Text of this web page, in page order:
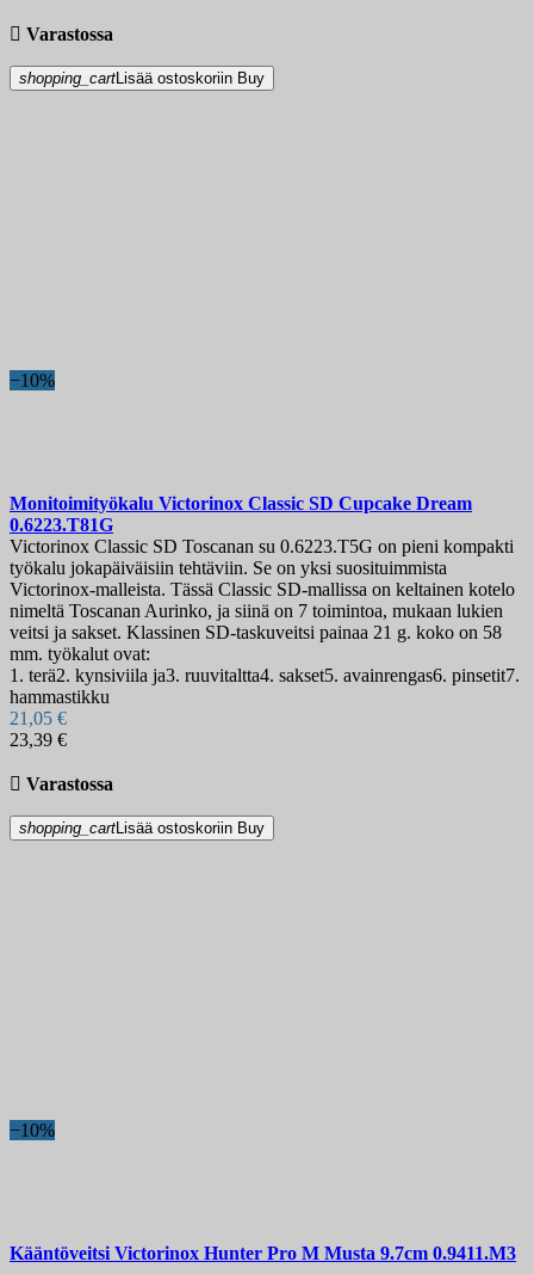
 Varastossa
shopping_cartLisää ostoskoriin Buy
−10%
Monitoimityökalu Victorinox Classic SD Cupcake Dream
0.6223.T81G
Victorinox Classic SD Toscanan su 0.6223.T5G on pieni kompakti
työkalu jokapäiväisiin tehtäviin. Se on yksi suosituimmista
Victorinox-malleista. Tässä Classic SD-mallissa on keltainen kotelo
nimeltä Toscanan Aurinko, ja siinä on 7 toimintoa, mukaan lukien
veitsi ja sakset. Klassinen SD-taskuveitsi painaa 21 g. koko on 58
mm. työkalut ovat:
1. terä2. kynsiviila ja3. ruuvitaltta4. sakset5. avainrengas6. pinsetit7.
hammastikku
21,05 €
23,39 €
 Varastossa
shopping_cartLisää ostoskoriin Buy
−10%
Kääntöveitsi Victorinox Hunter Pro M Musta 9.7cm 0.9411.M3